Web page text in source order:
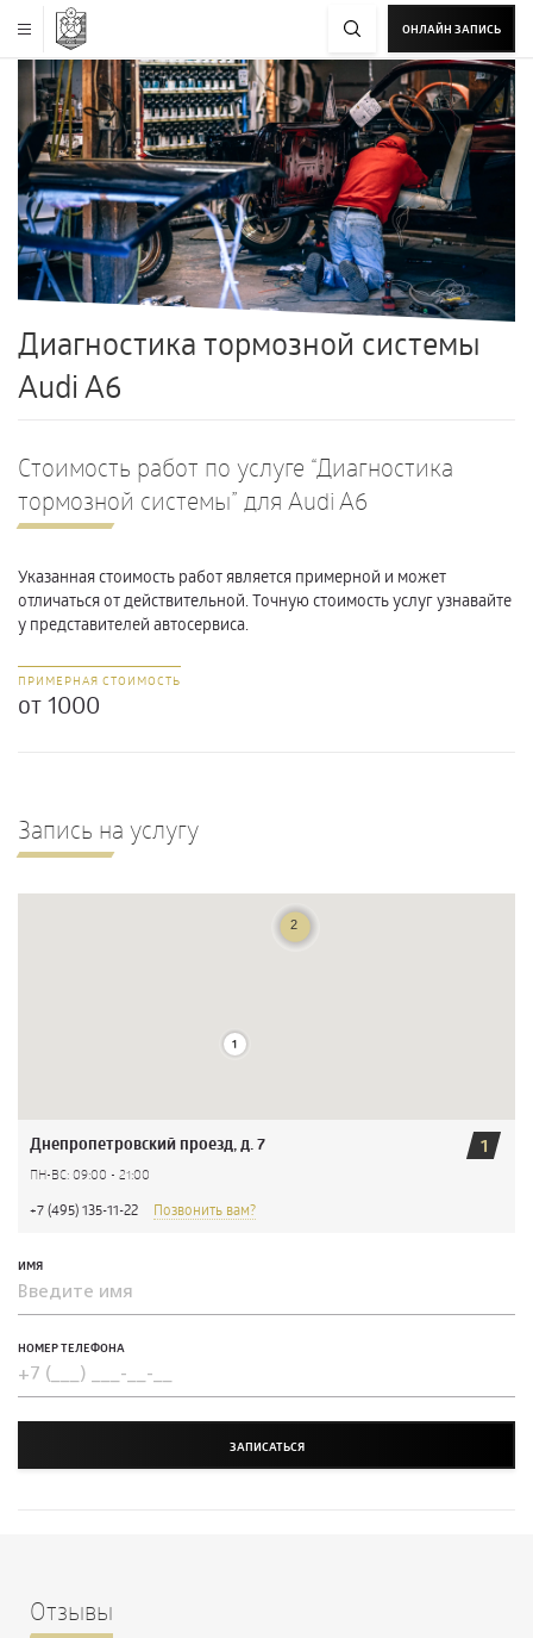
ОНЛАЙН ЗАПИСЬ
Запись на услугу
1
Днепропетровский проезд, д. 7
ПН-ВС: 09:00 - 21:00
+7 (495) 135-11-22 Позвонить вам?
ИМЯ
НОМЕР ТЕЛЕФОНА
ЗАПИСАТЬСЯ
Диагностика тормозной системы
Audi A6
Стоимость работ по услуге “Диагностика
тормозной системы” для Audi A6
Указанная стоимость работ является примерной и может
отличаться от действительной. Точную стоимость услуг узнавайте
у представителей автосервиса.
ПРИМЕРНАЯ СТОИМОСТЬ
от 1000
Отзывы